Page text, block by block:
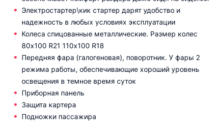
Электростартер\кик стартер дарят удобство и
надежность в любых условиях эксплуатации
Колеса спицованные металлические. Размер колес
80х100 R21 110х100 R18
Передняя фара (галогеновая), поворотник. У фары 2
режима работы, обеспечивающие хороший уровень
освещения в темное время суток
Приборная панель
Защита картера
Подножки пассажира